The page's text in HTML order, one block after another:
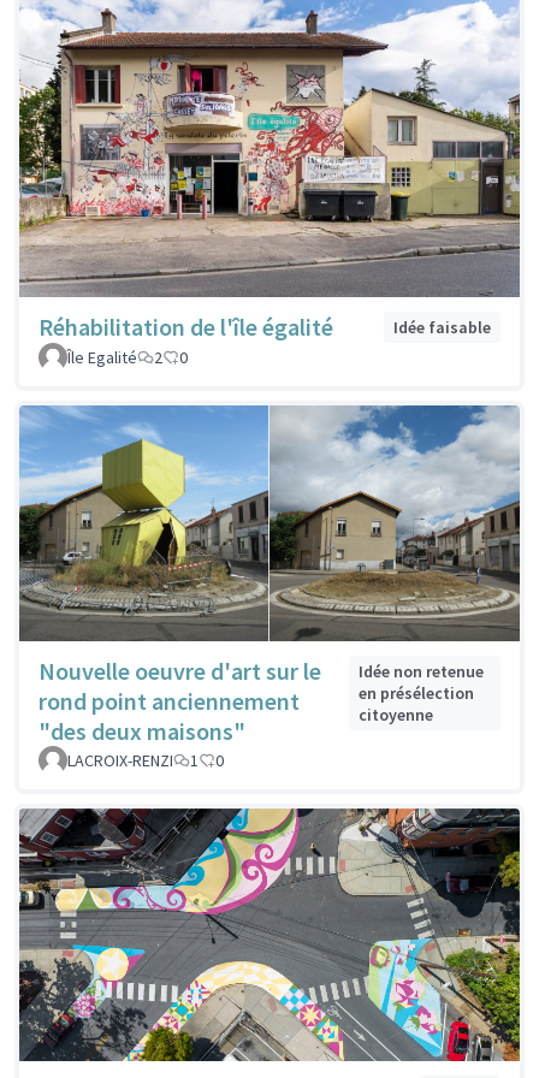
Réhabilitation de l'île égalité
Idée faisable
Île Egalité
2 0
Nouvelle oeuvre d'art sur le
rond point anciennement
"des deux maisons"
Idée non retenue
en présélection
citoyenne
LACROIX-RENZI 1 0